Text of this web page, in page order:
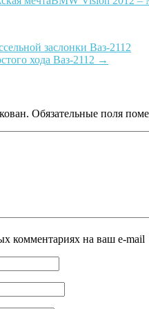
заслонки Ваз-2112
хода Ваз-2112 →
Обязательные поля
комментариях на ваш e-mail